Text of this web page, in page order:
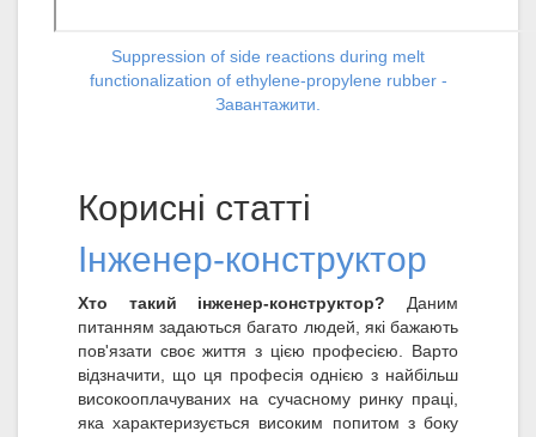
Suppression of side reactions during melt
functionalization of ethylene-propylene rubber -
Завантажити.
Корисні статті
Інженер-конструктор
Хто такий інженер-конструктор? Даним
питанням задаються багато людей, які бажають
пов'язати своє життя з цією професією. Варто
відзначити, що ця професія однією з найбільш
високооплачуваних на сучасному ринку праці,
яка характеризується високим попитом з боку